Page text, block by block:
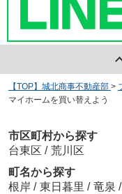
【TOP】城北商事不動産部 >
マイホームを買い替えよう
市区町村から探す
台東区 / 荒川区
町名から探す
根岸 / 東日暮里 / 竜泉 /